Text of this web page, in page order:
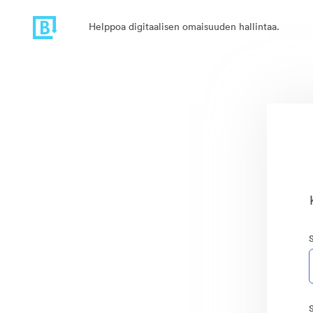
Helppoa digitaalisen omaisuuden hallintaa.